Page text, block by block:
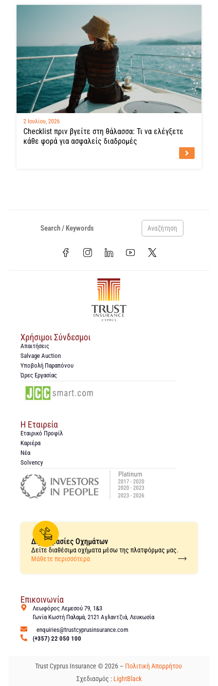
2 Ιουλίου, 2026
Checklist πριν βγείτε στη θάλασσα: Τι να ελέγξετε
κάθε φορά για ασφαλείς διαδρομές
Αναζήτηση
Χρήσιμοι Σύνδεσμοι
Απαιτήσεις
Salvage Auction
Υποβολή Παραπόνου
Ώρες Εργασίας
Η Εταιρεία
Εταιρικό Προφίλ
Καριέρα
Νέα
Solvency
Δημοπρασίες Οχημάτων
Δείτε διαθέσιμα οχήματα μέσω της πλατφόρμας μας.
Μάθετε περισσότερα
Επικοινωνία
Λεωφόρος Λεμεσού 79, 1&3
Γωνία Κωστή Παλαμά, 2121 Αγλαντζιά, Λευκωσία
enquiries@trustcyprusinsurance.com
(+357) 22 050 100
Trust Cyprus Insurance © 2026 – Πολιτική Απορρήτου
Σχεδιασμός : LightBlack